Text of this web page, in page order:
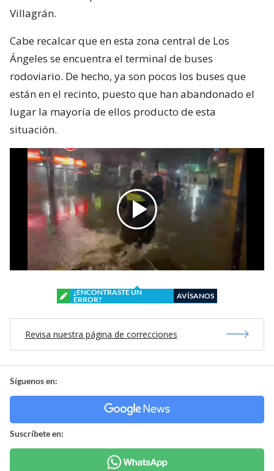
Villagrán.
Cabe recalcar que en esta zona central de Los
Ángeles se encuentra el terminal de buses
rodoviario. De hecho, ya son pocos los buses que
están en el recinto, puesto que han abandonado el
lugar la mayoría de ellos producto de esta
situación.
¿ENCONTRASTE UN
ERROR?
AVÍSANOS
Revisa nuestra página de correcciones
Síguenos en:
Suscríbete en: